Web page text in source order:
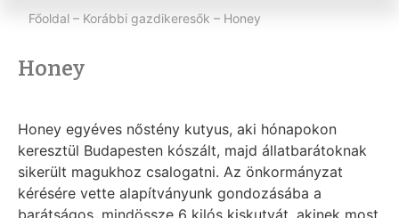
Főoldal – Korábbi gazdikeresők – Honey
Honey
Honey egyéves nőstény kutyus, aki hónapokon
keresztül Budapesten kószált, majd állatbarátoknak
sikerült magukhoz csalogatni. Az önkormányzat
kérésére vette alapítványunk gondozásába a